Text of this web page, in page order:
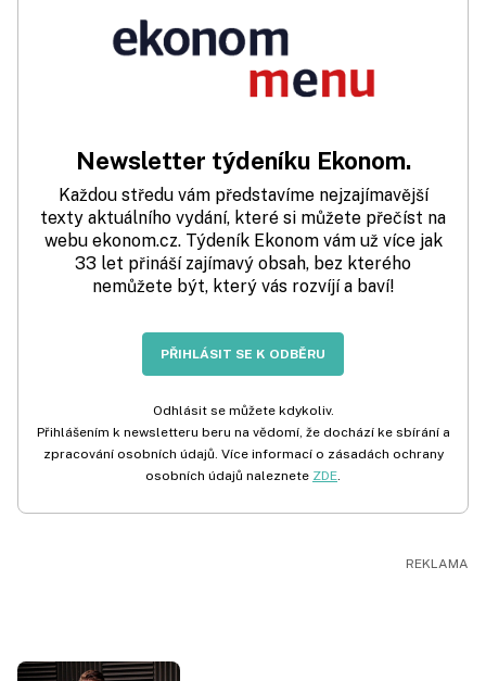
Newsletter týdeníku Ekonom.
Každou středu vám představíme nejzajímavější
texty aktuálního vydání, které si můžete přečíst na
webu ekonom.cz. Týdeník Ekonom vám už více jak
33 let přináší zajímavý obsah, bez kterého
nemůžete být, který vás rozvíjí a baví!
PŘIHLÁSIT SE K ODBĚRU
Odhlásit se můžete kdykoliv.
Přihlášením k newsletteru beru na vědomí, že dochází ke sbírání a
zpracování osobních údajů. Více informací o zásadách ochrany
osobních údajů naleznete ZDE.